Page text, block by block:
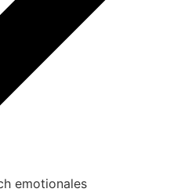
emotionales